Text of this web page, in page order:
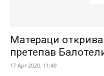
Матераци открива
претепав
17 Apr 2020. 11:49